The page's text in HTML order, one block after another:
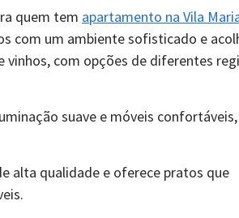
quem tem apartamento na Vila
com um ambiente sofisticado e
vinhos, com opções de diferentes
suave e móveis
alta qualidade e oferece pratos que